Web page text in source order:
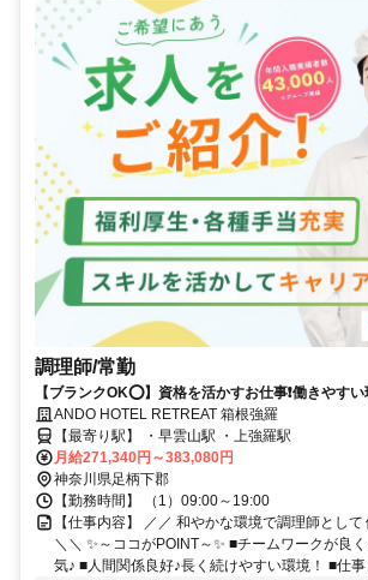
調理師/常勤
【ブランクOK⭕️】資格を活かすお仕事❗️働きやす
✨ ANDO HOTEL RETREAT 箱根強羅
【最寄り駅】 ・早雲山駅 ・上強羅駅
月給271,340円～383,080円
神奈川県足柄下郡
【勤務時間】 （1）09:00～19:00
【仕事内容】 ／／ 和やかな環境で調理師とし
＼＼ ✨～ココがPOINT～✨ ■チームワークが良
気♪ ■人間関係良好♪長く続けやすい環境！ ■仕